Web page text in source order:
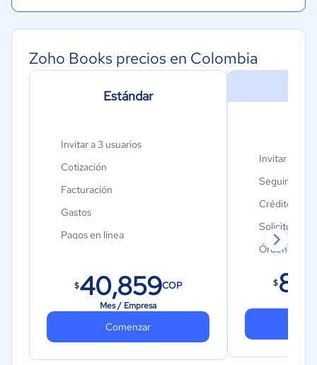
Zoho Books precios en Colombia
Estándar
Invitar a 3 usuarios
Cotización
Facturación
Gastos
Pagos en línea
$40,859COP
Mes / Empresa
Comenzar
Invitar a 5
Créditos de
Solicitudes
Órdenes de
$